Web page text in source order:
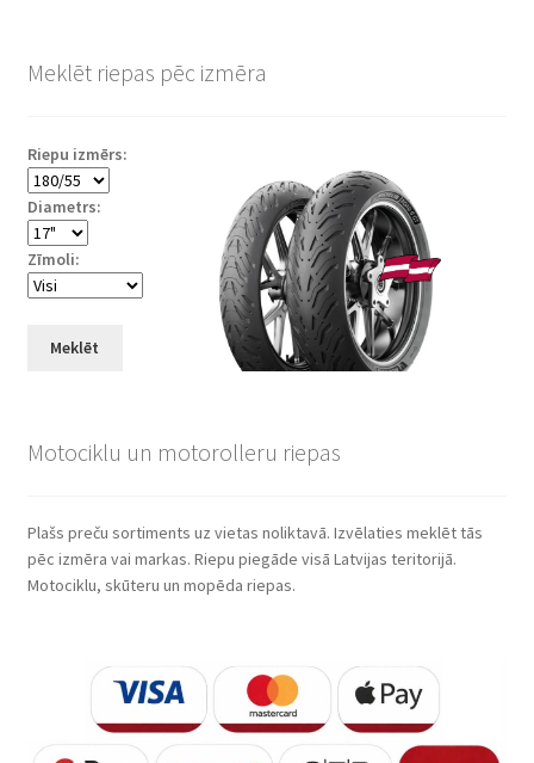
Meklēt riepas pēc izmēra
Riepu izmērs:
Diametrs:
Zīmoli:
Meklēt
Motociklu un motorolleru riepas
Plašs preču sortiments uz vietas noliktavā. Izvēlaties meklēt tās
pēc izmēra vai markas. Riepu piegāde visā Latvijas teritorijā.
Motociklu, skūteru un mopēda riepas.